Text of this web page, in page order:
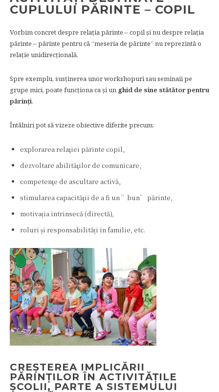
CUPLULUI PĂRINTE – COPIL
Vorbim concret despre relația părinte – copil și nu despre relația
părinte – părinte pentru că “meseria de părinte” nu reprezintă o
relație unidirecțională.
Spre exemplu, susținerea unor workshopuri sau seminaii pe
grupe mici, poate funcționa ca și un ghid de sine stătător pentru
părinți.
Întâlniri pot să vizeze obiective diferite precum:
explorarea relaţiei părinte copil,
dezvoltare abilităţilor de comunicare,
competenţe de ascultare activă,
stimularea capacităţii de a fi un ”bun” părinte,
motivația intrinsecă (directă),
roluri și responsabilități în familie, etc.
CREȘTEREA IMPLICĂRII
PĂRINȚILOR ÎN ACTIVITĂȚILE
ȘCOLII, PARTE A SISTEMULUI